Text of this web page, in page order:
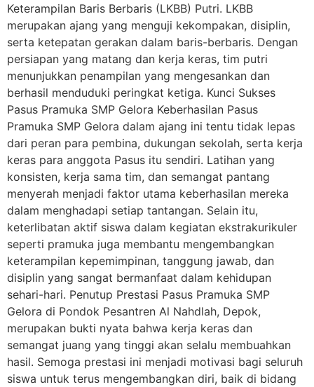
Keterampilan Baris Berbaris (LKBB) Putri. LKBB
merupakan ajang yang menguji kekompakan, disiplin,
serta ketepatan gerakan dalam baris-berbaris. Dengan
persiapan yang matang dan kerja keras, tim putri
menunjukkan penampilan yang mengesankan dan
berhasil menduduki peringkat ketiga. Kunci Sukses
Pasus Pramuka SMP Gelora Keberhasilan Pasus
Pramuka SMP Gelora dalam ajang ini tentu tidak lepas
dari peran para pembina, dukungan sekolah, serta kerja
keras para anggota Pasus itu sendiri. Latihan yang
konsisten, kerja sama tim, dan semangat pantang
menyerah menjadi faktor utama keberhasilan mereka
dalam menghadapi setiap tantangan. Selain itu,
keterlibatan aktif siswa dalam kegiatan ekstrakurikuler
seperti pramuka juga membantu mengembangkan
keterampilan kepemimpinan, tanggung jawab, dan
disiplin yang sangat bermanfaat dalam kehidupan
sehari-hari. Penutup Prestasi Pasus Pramuka SMP
Gelora di Pondok Pesantren Al Nahdlah, Depok,
merupakan bukti nyata bahwa kerja keras dan
semangat juang yang tinggi akan selalu membuahkan
hasil. Semoga prestasi ini menjadi motivasi bagi seluruh
siswa untuk terus mengembangkan diri, baik di bidang